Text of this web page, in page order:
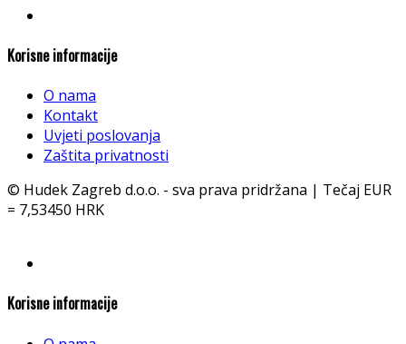
Korisne informacije
O nama
Kontakt
Uvjeti poslovanja
Zaštita privatnosti
© Hudek Zagreb d.o.o. - sva prava pridržana | Tečaj EUR
= 7,53450 HRK
Korisne informacije